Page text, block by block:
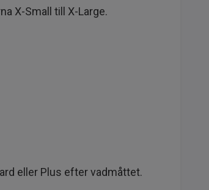
X-Small till X-Large.
eller Plus efter vadmåttet.